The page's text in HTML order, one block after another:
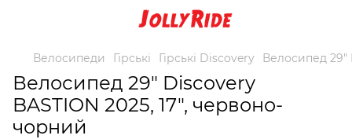
Велосипеди Гірські Гірські Discovery Велосипед 29"
Велосипед 29" Discovery
BASTION 2025, 17", червоно-
чорний